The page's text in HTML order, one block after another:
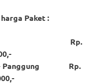
Paket :
Rp.
+ Panggung Rp.